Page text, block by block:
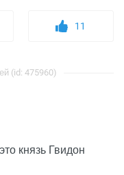
11
(id: 475960)
князь Гвидон